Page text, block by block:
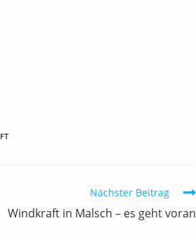
Nächster Beitrag
Windkraft in Malsch – es geht voran